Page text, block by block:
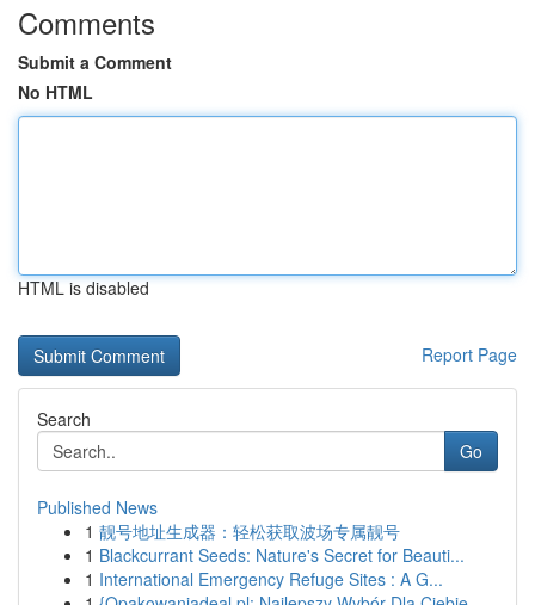
Comments
Submit a Comment
No HTML
HTML is disabled
Report Page
Search
Go
Published News
1 靓号地址生成器：轻松获取波场专属靓号
1 Blackcurrant Seeds: Nature's Secret for Beauti...
1 International Emergency Refuge Sites : A G...